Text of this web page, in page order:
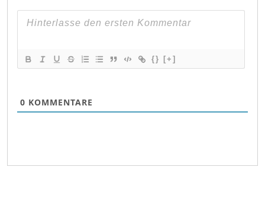
{} [+]
0 KOMMENTARE